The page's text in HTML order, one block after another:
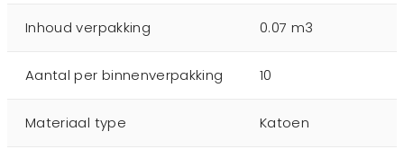
Inhoud verpakking 0.07 m3
Aantal per binnenverpakking 10
Materiaal type Katoen